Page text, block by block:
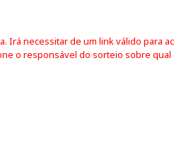
Irá necessitar de um link válido para
o responsável do sorteio sobre qual